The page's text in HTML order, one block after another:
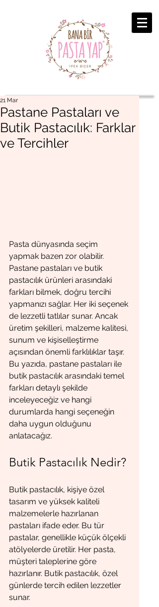
Pastane Pastaları ve
Butik Pastacılık: Farklar
ve Tercihler
21 Mar
Pasta dünyasında seçim
yapmak bazen zor olabilir.
Pastane pastaları ve butik
pastacılık ürünleri arasındaki
farkları bilmek, doğru tercihi
yapmanızı sağlar. Her iki seçenek
de lezzetli tatlılar sunar. Ancak
üretim şekilleri, malzeme kalitesi,
sunum ve kişiselleştirme
açısından önemli farklılıklar taşır.
Bu yazıda, pastane pastaları ile
butik pastacılık arasındaki temel
farkları detaylı şekilde
inceleyeceğiz ve hangi
durumlarda hangi seçeneğin
daha uygun olduğunu
anlatacağız.
Butik Pastacılık Nedir?
Butik pastacılık, kişiye özel
tasarım ve yüksek kaliteli
malzemelerle hazırlanan
pastaları ifade eder. Bu tür
pastalar, genellikle küçük ölçekli
atölyelerde üretilir. Her pasta,
müşteri taleplerine göre
hazırlanır. Butik pastacılık, özel
günlerde tercih edilen lezzetler
sunar.